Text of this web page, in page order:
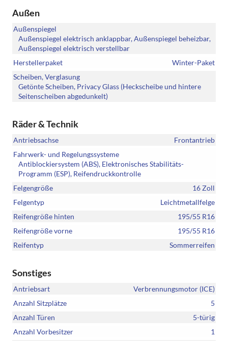
Außen
Außenspiegel
Außenspiegel elektrisch anklappbar, Außenspiegel beheizbar,
Außenspiegel elektrisch verstellbar
Herstellerpaket
Winter-Paket
Scheiben, Verglasung
Getönte Scheiben, Privacy Glass (Heckscheibe und hintere
Seitenscheiben abgedunkelt)
Räder & Technik
Antriebsachse
Frontantrieb
Fahrwerk- und Regelungssysteme
Antiblockiersystem (ABS), Elektronisches Stabilitäts-
Programm (ESP), Reifendruckkontrolle
Felgengröße
16 Zoll
Felgentyp
Leichtmetallfelge
Reifengröße hinten
195/55 R16
Reifengröße vorne
195/55 R16
Reifentyp
Sommerreifen
Sonstiges
Antriebsart
Verbrennungsmotor (ICE)
Anzahl Sitzplätze
5
Anzahl Türen
5-türig
Anzahl Vorbesitzer
1